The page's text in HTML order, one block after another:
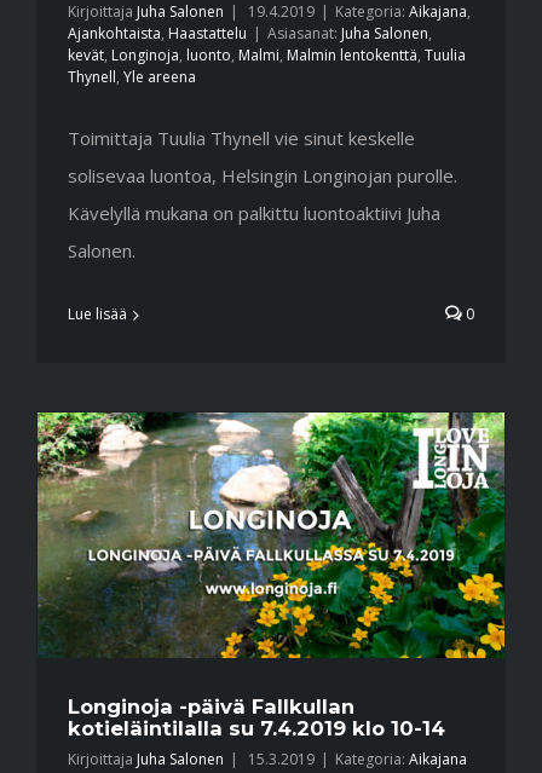
Kirjoittaja Juha Salonen | 19.4.2019 | Kategoria: Aikajana,
Ajankohtaista, Haastattelu | Asiasanat: Juha Salonen,
kevät, Longinoja, luonto, Malmi, Malmin lentokenttä, Tuulia
Thynell, Yle areena
Toimittaja Tuulia Thynell vie sinut keskelle
solisevaa luontoa, Helsingin Longinojan purolle.
Kävelyllä mukana on palkittu luontoaktiivi Juha
Salonen.
Lue lisää 0
Longinoja -päivä Fallkullan
kotieläintilalla su 7.4.2019 klo 10-14
Kirjoittaja Juha Salonen | 15.3.2019 | Kategoria: Aikajana